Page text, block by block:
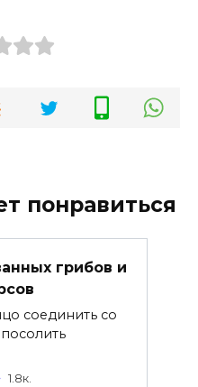
понравиться
грибов и
соединить со
1.8к.